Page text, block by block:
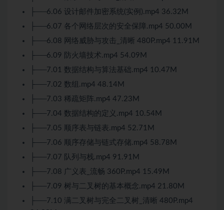
├──6.06 设计邮件加密系统(实例).mp4 36.32M
├──6.07 各个网络层次的安全保障.mp4 50.00M
├──6.08 网络威胁与攻击_清晰 480P.mp4 11.91M
├──6.09 防火墙技术.mp4 54.09M
├──7.01 数据结构与算法基础.mp4 10.47M
├──7.02 数组.mp4 48.14M
├──7.03 稀疏矩阵.mp4 47.23M
├──7.04 数据结构的定义.mp4 10.54M
├──7.05 顺序表与链表.mp4 52.71M
├──7.06 顺序存储与链式存储.mp4 58.78M
├──7.07 队列与栈.mp4 91.91M
├──7.08 广义表_流畅 360P.mp4 15.49M
├──7.09 树与二叉树的基本概念.mp4 21.80M
├──7.10 满二叉树与完全二叉树_清晰 480P.mp4